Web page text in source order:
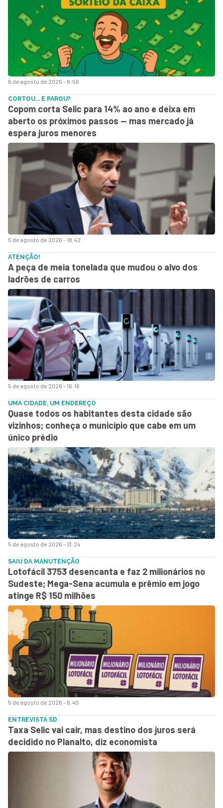
6 de agosto de 2026 - 6:56
5 de agosto de 2026 - 18:42
CORTOU... E PAROU?
Copom corta Selic para 14% ao ano e deixa em
aberto os próximos passos — mas mercado já
espera juros menores
5 de agosto de 2026 - 16:16
ATENÇÃO!
A peça de meia tonelada que mudou o alvo dos
ladrões de carros
5 de agosto de 2026 - 13:24
UMA CIDADE, UM ENDEREÇO
Quase todos os habitantes desta cidade são
vizinhos; conheça o município que cabe em um
único prédio
5 de agosto de 2026 - 6:40
SAIU DA MANUTENÇÃO
Lotofácil 3753 desencanta e faz 2 milionários no
Sudeste; Mega-Sena acumula e prêmio em jogo
atinge R$ 150 milhões
ENTREVISTA SD
Taxa Selic vai cair, mas destino dos juros será
decidido no Planalto, diz economista